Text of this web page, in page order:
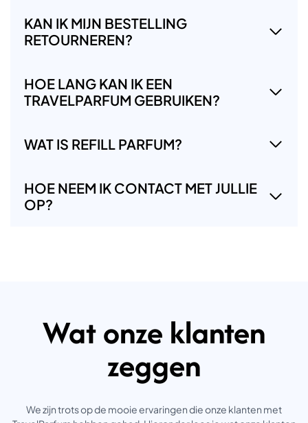
KAN IK MIJN BESTELLING
RETOURNEREN?
HOE LANG KAN IK EEN
TRAVELPARFUM GEBRUIKEN?
WAT IS REFILL PARFUM?
HOE NEEM IK CONTACT MET JULLIE
OP?
Wat onze klanten
zeggen
We zijn trots op de mooie ervaringen die onze klanten met